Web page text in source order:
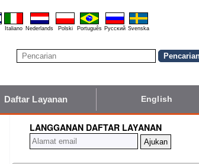
Italiano Nederlands Polski Português Pyccĸий Svenska
Daftar Layanan English
LANGGANAN DAFTAR LAYANAN